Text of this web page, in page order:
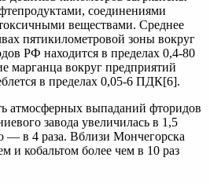
соединениями
веществами. Среднее
пятикилометровой зоны вокруг
РФ находится в пределах 0,4-80
марганца вокруг предприятий
в пределах 0,05-6 ПДК[6].
атмосферных выпаданий фторидов
завода увеличилась в 1,5
— в 4 раза. Вблизи Мончегорска
и кобальтом более чем в 10 раз